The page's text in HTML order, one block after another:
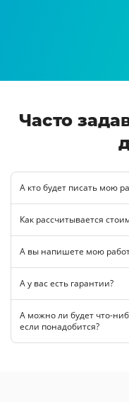
Часто
А кто будет писать мою
Как рассчитывается
А вы напишете мою
А у вас есть гарантии?
А можно ли будет что-
если понадобится?